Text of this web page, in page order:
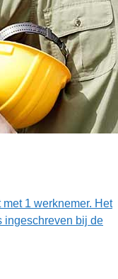
1 werknemer. Het
ingeschreven bij de